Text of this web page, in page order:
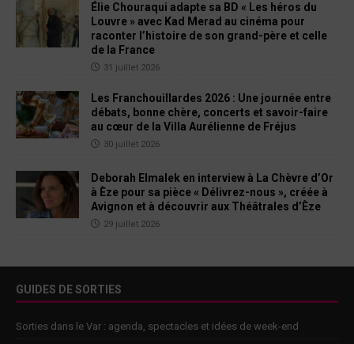
Élie Chouraqui adapte sa BD « Les héros du
Louvre » avec Kad Merad au cinéma pour
raconter l’histoire de son grand-père et celle
de la France
31 juillet 2026
Les Franchouillardes 2026 : Une journée entre
débats, bonne chère, concerts et savoir-faire
au cœur de la Villa Aurélienne de Fréjus
30 juillet 2026
Deborah Elmalek en interview à La Chèvre d’Or
à Èze pour sa pièce « Délivrez-nous », créée à
Avignon et à découvrir aux Théâtrales d’Èze
29 juillet 2026
GUIDES DE SORTIES
Sorties dans le Var : agenda, spectacles et idées de week-end